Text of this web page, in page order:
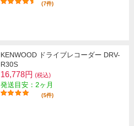
(7件)
KENWOOD ドライブレコーダー DRV-
R30S
16,778円 (税込)
発送目安：2ヶ月
(5件)